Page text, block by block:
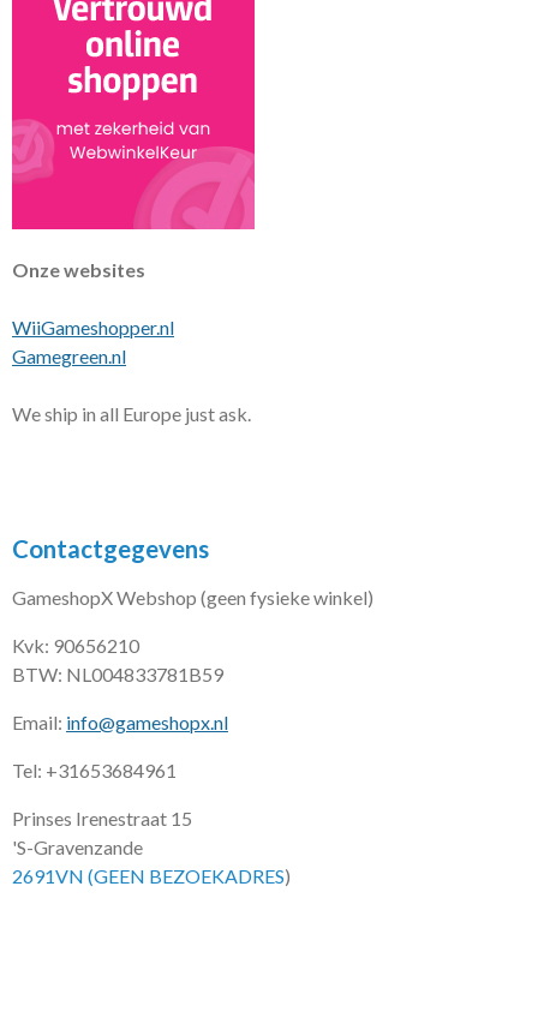
Onze websites
WiiGameshopper.nl
Gamegreen.nl
We ship in all Europe just ask.
Contactgegevens
GameshopX Webshop (geen fysieke winkel)
Kvk: 90656210
BTW: NL004833781B59
Email: info@gameshopx.nl
Tel: +31653684961
Prinses Irenestraat 15
'S-Gravenzande
2691VN (GEEN BEZOEKADRES)